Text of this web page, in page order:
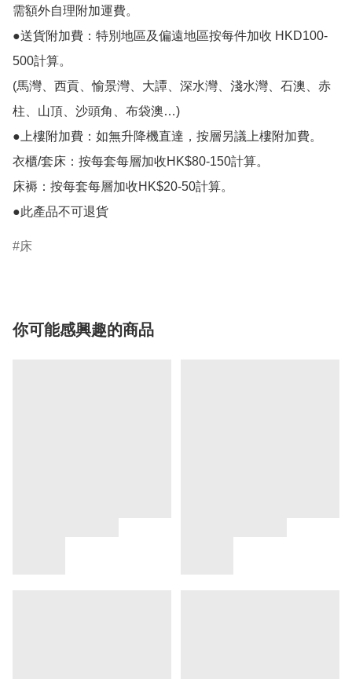
需額外自理附加運費。
●送貨附加費：特別地區及偏遠地區按每件加收 HKD100-
500計算。
(馬灣、西貢、愉景灣、大譚、深水灣、淺水灣、石澳、赤
柱、山頂、沙頭角、布袋澳…)
●上樓附加費：如無升降機直達，按層另議上樓附加費。
衣櫃/套床：按每套每層加收HK$80-150計算。
床褥：按每套每層加收HK$20-50計算。
床
你可能感興趣的商品